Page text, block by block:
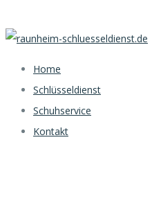
Home
Schlüsseldienst
Schuhservice
Kontakt